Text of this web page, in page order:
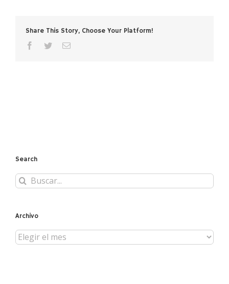
Share This Story, Choose Your Platform!
facebooktwitterCorreo
Search
Buscar:
Archivo
Archivo